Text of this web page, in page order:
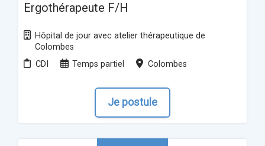
Ergothérapeute F/H
Hôpital de jour avec atelier thérapeutique de
Colombes
CDI
Temps partiel Colombes
Je postule